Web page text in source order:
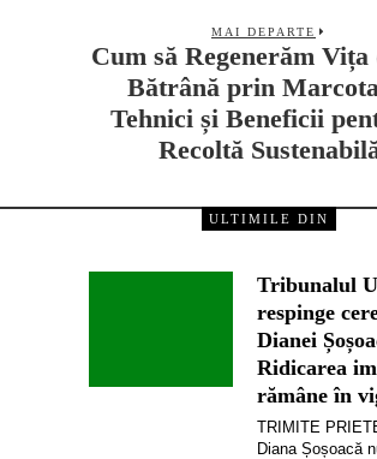
MAI DEPARTE
Cum să Regenerăm Vița
Bătrână prin
Tehnici și Beneficii
Recoltă
ULTIMILE DIN
Tribunalul
respinge
Dianei
Ridicarea
rămâne în
TRIMITE
Diana Șoșoacă